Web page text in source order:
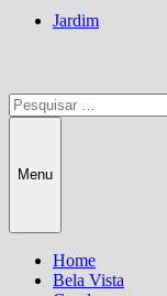
Jardim
Pesquisar
por:
Menu
Home
Bela Vista